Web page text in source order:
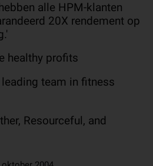
alle HPM-klanten
20X rendement op
healthy profits
leading team in fitness
Resourceful, and